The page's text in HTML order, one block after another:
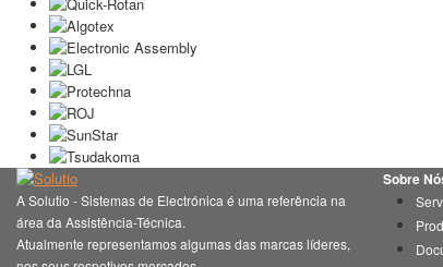
A Solutio - Sistemas de Electrónica é uma referência na
área da Assistência-Técnica.
Atualmente representamos algumas das marcas líderes,
Sobre